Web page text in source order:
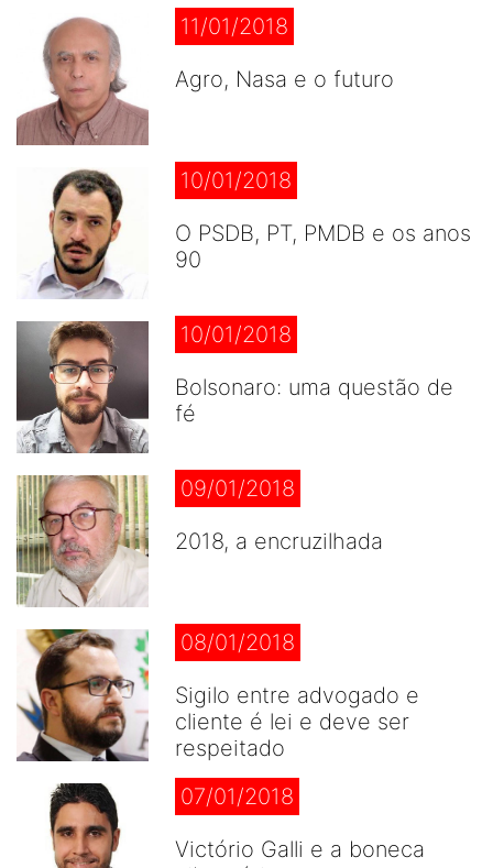
11/01/2018
Agro, Nasa e o futuro
10/01/2018
O PSDB, PT, PMDB e os anos
90
10/01/2018
Bolsonaro: uma questão de
fé
09/01/2018
2018, a encruzilhada
08/01/2018
Sigilo entre advogado e
cliente é lei e deve ser
respeitado
07/01/2018
Victório Galli e a boneca